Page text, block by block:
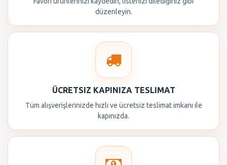
düzenleyin.
ÜCRETSIZ KAPINIZA TESLIMAT
Tüm alışverişlerinizde hızlı ve ücretsiz teslimat imkanı ile
kapınızda.